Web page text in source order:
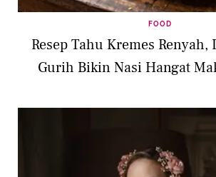
FOOD
Resep Tahu Kremes Renyah,
Gurih Bikin Nasi Hangat